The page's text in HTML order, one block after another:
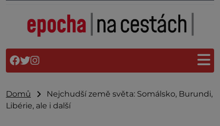
Domů
Nejchudší země světa: Somálsko, Burundi,
Libérie, ale i další